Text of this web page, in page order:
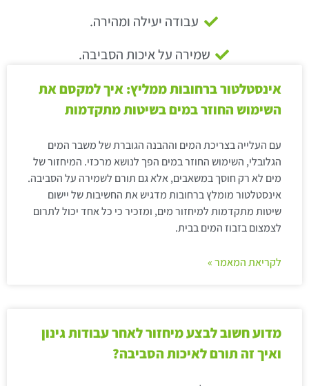
עבודה יעילה ומהירה.
שמירה על איכות הסביבה.
אינסטלטור ברחובות ממליץ: איך למקסם את
השימוש החוזר במים בשיטות מתקדמות
עם העלייה בצריכת המים וההבנה הגוברת של משבר המים
הגלובלי, השימוש החוזר במים הפך לנושא מרכזי. המיחזור של
מים לא רק חוסך במשאבים, אלא גם תורם לשמירה על הסביבה.
אינסטלטור מומלץ ברחובות מדגיש את החשיבות של יישום
שיטות מתקדמות למיחזור מים, ומזכיר כי כל אחד יכול לתרום
לצמצום בזבוז המים בבית.
לקריאת המאמר »
מדוע חשוב לבצע מיחזור לאחר עבודות גינון
ואיך זה תורם לאיכות הסביבה?